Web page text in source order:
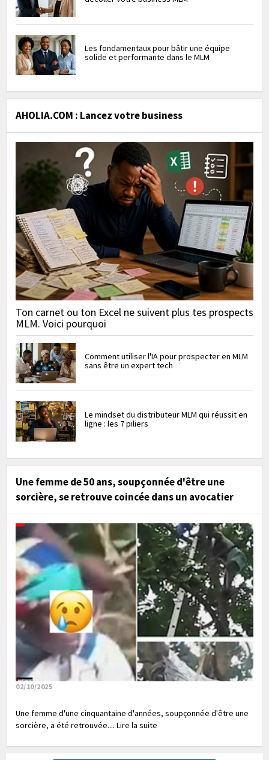
Les fondamentaux pour bâtir une équipe
solide et performante dans le MLM
AHOLIA.COM : Lancez votre business
Ton carnet ou ton Excel ne suivent plus tes prospects
MLM. Voici pourquoi
Comment utiliser l'IA pour prospecter en MLM
sans être un expert tech
Le mindset du distributeur MLM qui réussit en
ligne : les 7 piliers
Une femme de 50 ans, soupçonnée d'être une
sorcière, se retrouve coincée dans un avocatier
02/10/2025
Une femme d'une cinquantaine d'années, soupçonnée d'être une
sorcière, a été retrouvée.... Lire la suite